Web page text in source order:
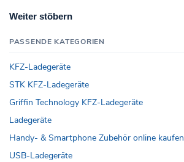
Weiter stöbern
PASSENDE KATEGORIEN
KFZ-Ladegeräte
STK KFZ-Ladegeräte
Griffin Technology KFZ-Ladegeräte
Ladegeräte
Handy- & Smartphone Zubehör online kaufen
USB-Ladegeräte